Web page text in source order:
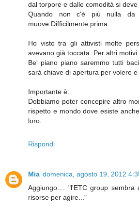
dal torpore e dalle comodità si
Quando non c'è più nulla
muove.Difficilmente prima.
Ho visto tra gli attivisti molte
avevano già toccata. Per altri motivi.
Be' piano piano saremmo tutti
sarà chiave di apertura per volere e
Importante è:
Dobbiamo poter concepire altro
rispetto e mondo dove esiste
loro.
Rispondi
Mia domenica, agosto 19, 2012
Aggiungo.... "l'ETC group
risorse per agire..."